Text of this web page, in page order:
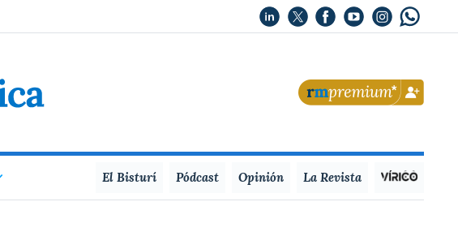
El Bisturí Pódcast Opinión La Revista